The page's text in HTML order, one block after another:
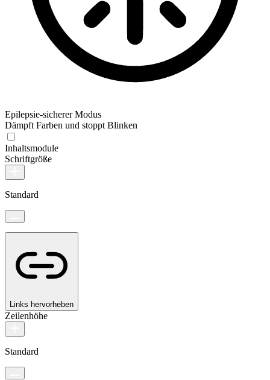
Epilepsie-sicherer Modus
Dämpft Farben und stoppt Blinken
Inhaltsmodule
Schriftgröße
Standard
Links hervorheben
Zeilenhöhe
Standard